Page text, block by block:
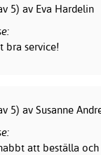
5) av Eva Hardelin
bra service!
5) av Susanne
att beställa